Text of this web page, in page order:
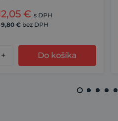
€ s DPH
9,80 € bez DPH
+ Do košíka